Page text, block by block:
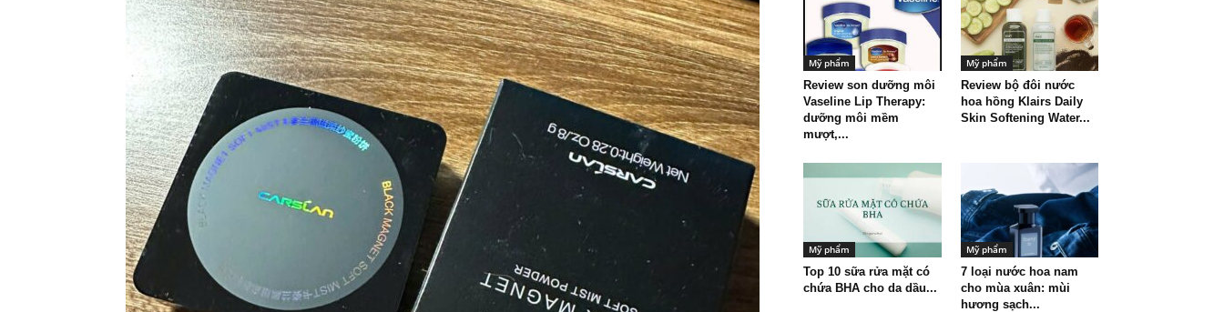
Mỹ phẩm
Review son dưỡng môi
Vaseline Lip Therapy:
dưỡng môi mềm
mượt,...
Mỹ phẩm
Review bộ đôi nước
hoa hồng Klairs Daily
Skin Softening Water...
Mỹ phẩm
Top 10 sữa rửa mặt có
chứa BHA cho da dầu...
Mỹ phẩm
7 loại nước hoa nam
cho mùa xuân: mùi
hương sạch...